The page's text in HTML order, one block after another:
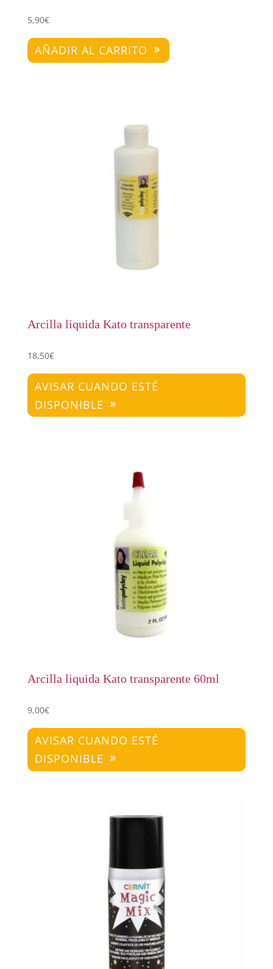
5,90€
AÑADIR AL CARRITO
Arcilla liquida Kato transparente
18,50€
AVISAR CUANDO ESTÉ
DISPONIBLE
Arcilla liquida Kato transparente 60ml
9,00€
AVISAR CUANDO ESTÉ
DISPONIBLE